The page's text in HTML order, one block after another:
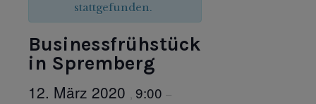
stattgefunden.
Businessfrühstück
in Spremberg
12. März 2020 , 9:00 –